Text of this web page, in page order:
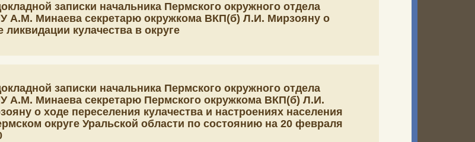
записки начальника Пермского окружного отдела
А.М. Минаева секретарю окружкома ВКП(б) Л.И. Мирзояну о
ликвидации кулачества в округе
записки начальника Пермского окружного отдела
А.М. Минаева секретарю Пермского окружкома ВКП(б) Л.И.
о ходе переселения кулачества и настроениях населения
округе Уральской области по состоянию на 20 февраля